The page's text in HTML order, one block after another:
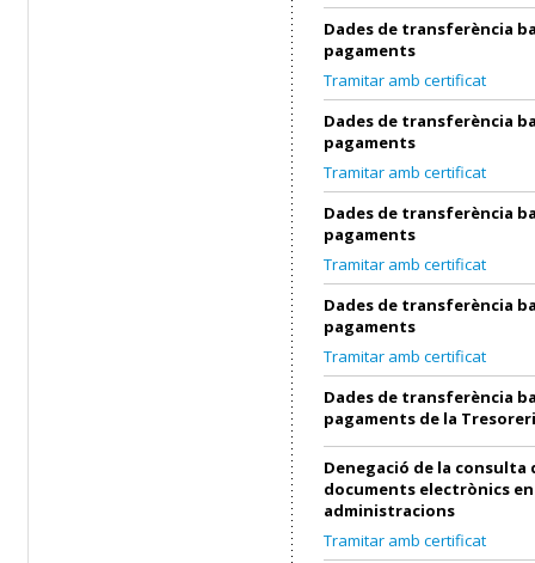
Dades de transferència
pagaments
Tramitar amb certificat
Dades de transferència
pagaments
Tramitar amb certificat
Dades de transferència
pagaments
Tramitar amb certificat
Dades de transferència
pagaments
Tramitar amb certificat
Dades de transferència
pagaments de la
Denegació de la consulta
documents electrònics
administracions
Tramitar amb certificat